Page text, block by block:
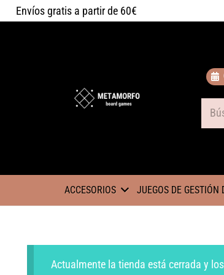
Envíos gratis a partir de 60€
ACCESORIOS JUEGOS DE GESTIÓN
Actualmente la tienda está cerrada y